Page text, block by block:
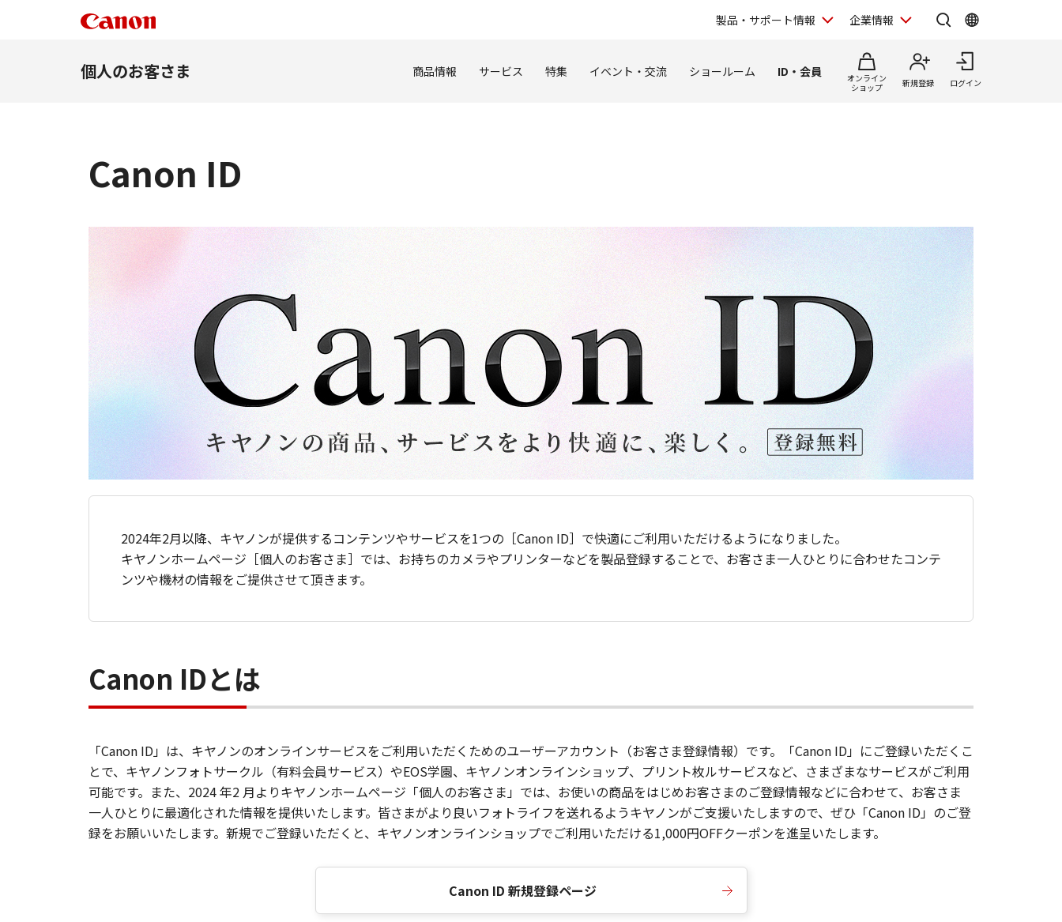
製品・サポート情報 企業情報
個人のお客さま 商品情報 サービス 特集 イベント・交流 ショールーム ID・会員
オンライン
ショップ
新規登録 ログイン
Canon ID
2024年2月以降、キヤノンが提供するコンテンツやサービスを1つの［Canon ID］で快適にご利用いただけるようになりました。
キヤノンホームページ［個人のお客さま］では、お持ちのカメラやプリンターなどを製品登録することで、お客さま一人ひとりに合わせたコンテ
ンツや機材の情報をご提供させて頂きます。
Canon IDとは
「Canon ID」は、キヤノンのオンラインサービスをご利用いただくためのユーザーアカウント（お客さま登録情報）です。「Canon ID」にご登録いただくこ
とで、キヤノンフォトサークル（有料会員サービス）やEOS学園、キヤノンオンラインショップ、プリント枚ルサービスなど、さまざまなサービスがご利用
可能です。また、2024 年2 月よりキヤノンホームページ「個人のお客さま」では、お使いの商品をはじめお客さまのご登録情報などに合わせて、お客さま
一人ひとりに最適化された情報を提供いたします。皆さまがより良いフォトライフを送れるようキヤノンがご支援いたしますので、ぜひ「Canon ID」のご登
録をお願いいたします。新規でご登録いただくと、キヤノンオンラインショップでご利用いただける1,000円OFFクーポンを進呈いたします。
Canon ID 新規登録ページ